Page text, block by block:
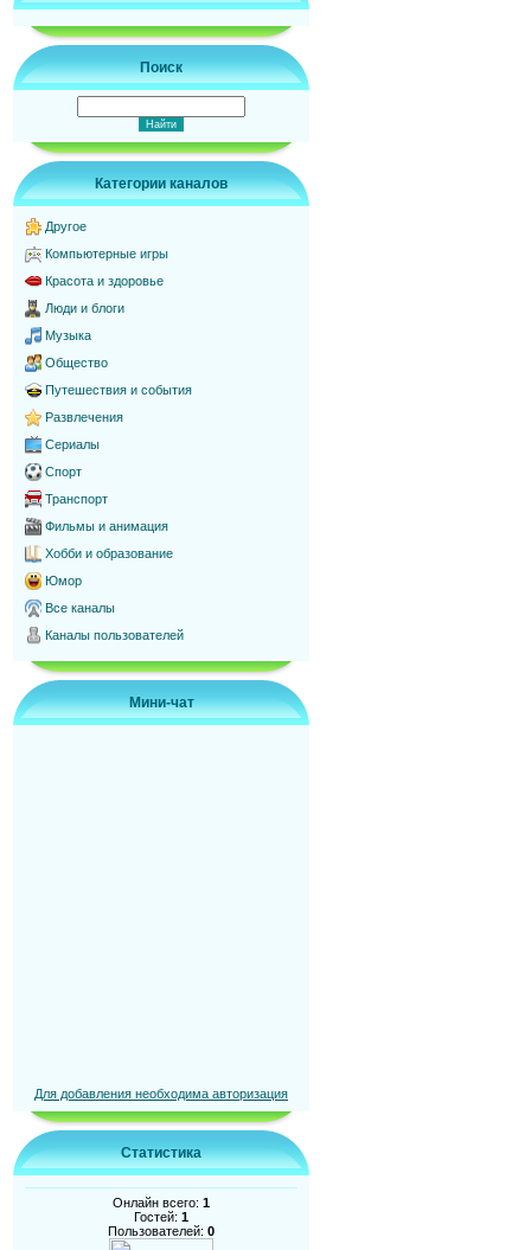
Поиск
Категории каналов
Другое
Компьютерные игры
Красота и здоровье
Люди и блоги
Музыка
Общество
Путешествия и события
Развлечения
Сериалы
Спорт
Транспорт
Фильмы и анимация
Хобби и образование
Юмор
Все каналы
Каналы пользователей
Мини-чат
Для добавления необходима авторизация
Статистика
Онлайн всего: 1
Гостей: 1
Пользователей: 0